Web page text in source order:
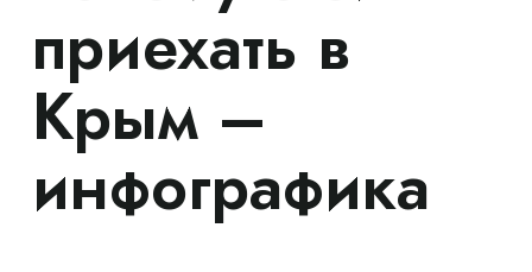
приехать в
Крым –
инфографика